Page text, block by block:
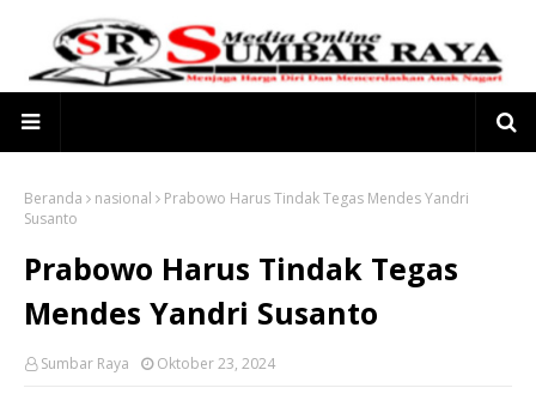
Beranda nasional
Prabowo Harus Tindak Tegas Mendes Yandri
Susanto
Prabowo Harus Tindak Tegas
Mendes Yandri Susanto
Sumbar Raya Oktober 23, 2024